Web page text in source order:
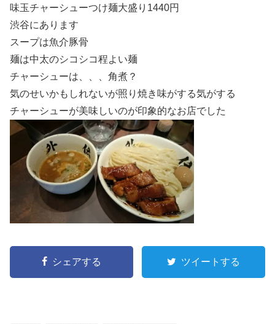
味玉チャーシューつけ麺大盛り1440円
渋谷にあります
スープは魚介豚骨
麺は中太のシコシコ程よい麺
チャーシューは、、、角煮？
気のせいかもしれないが照り焼き味がする気がする
チャーシューが美味しいのが印象的なお店でした
シェアする ツイートする